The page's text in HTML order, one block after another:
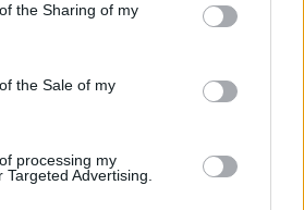
the Sharing of my
the Sale of my
processing my
Advertising.
όταν διατεθεί προς αυτό η
πρέπει να προβούν
στην υποβολή της
να προχωρήσουν
στην έκδοση
περίπτωση, η
σε έκδοση